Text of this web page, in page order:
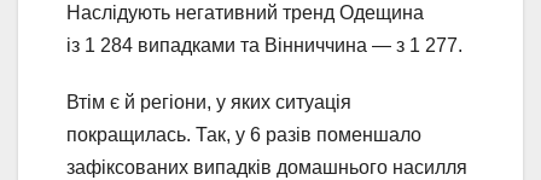
Наслідують негативний тренд Одещина
із 1 284 випадками та Вінниччина — з 1 277.
Втім є й регіони, у яких ситуація
покращилась. Так, у 6 разів поменшало
зафіксованих випадків домашнього насилля